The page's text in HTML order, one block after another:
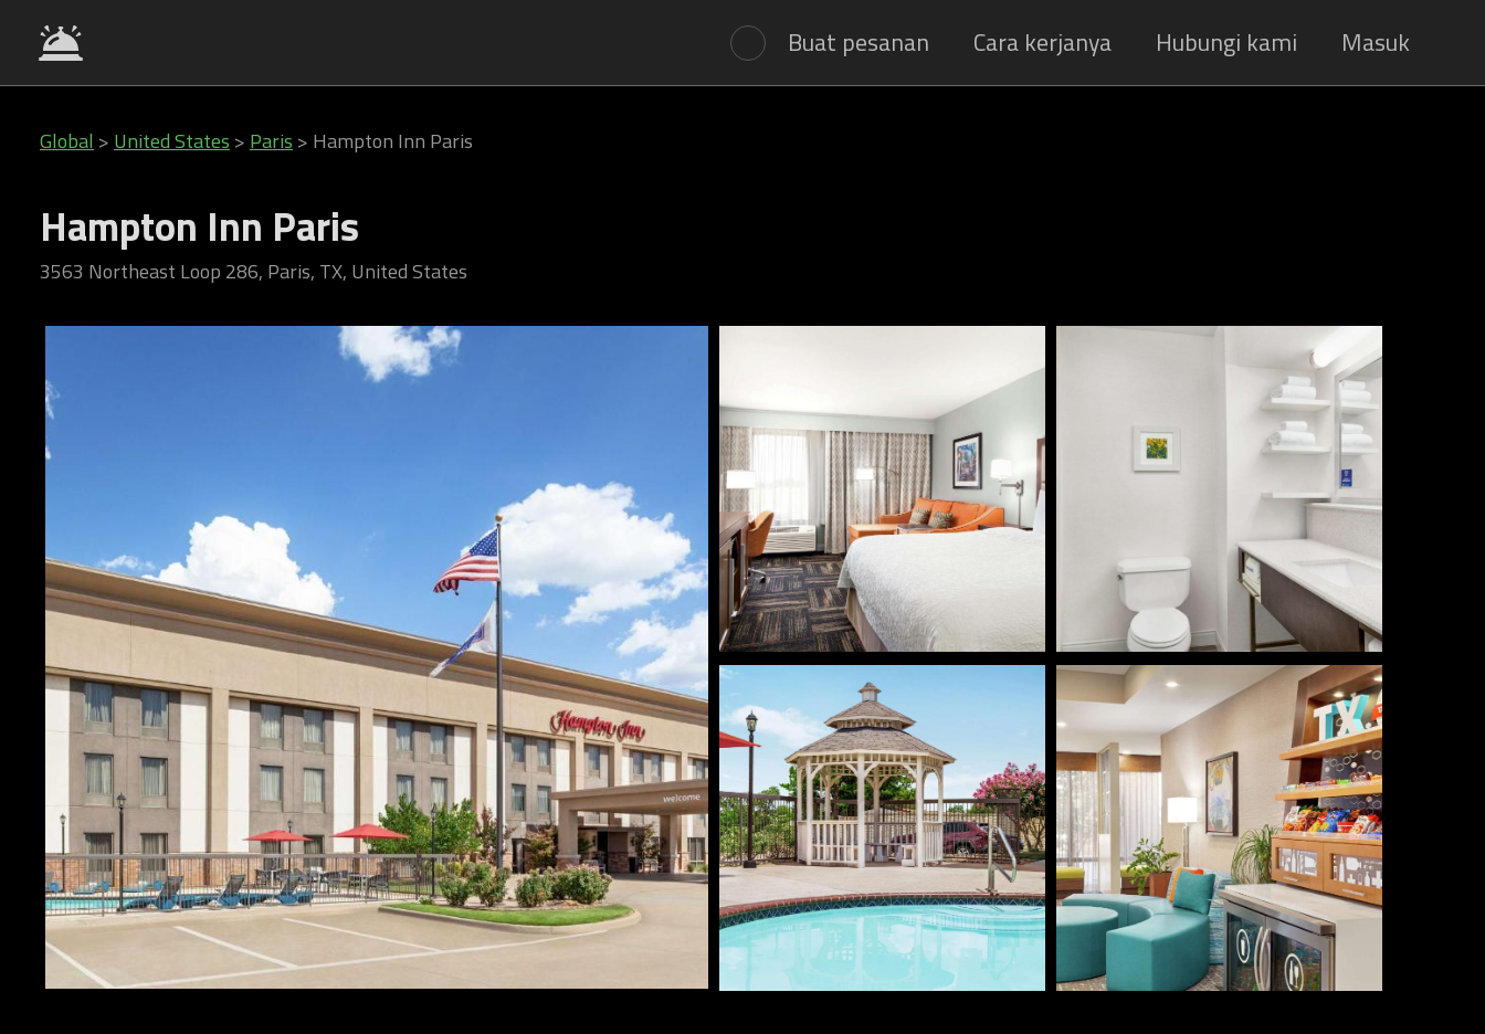
Buat pesanan Cara kerjanya Hubungi kami Masuk
Global > United States > Paris > Hampton Inn Paris
Hampton Inn Paris
3563 Northeast Loop 286, Paris, TX, United States